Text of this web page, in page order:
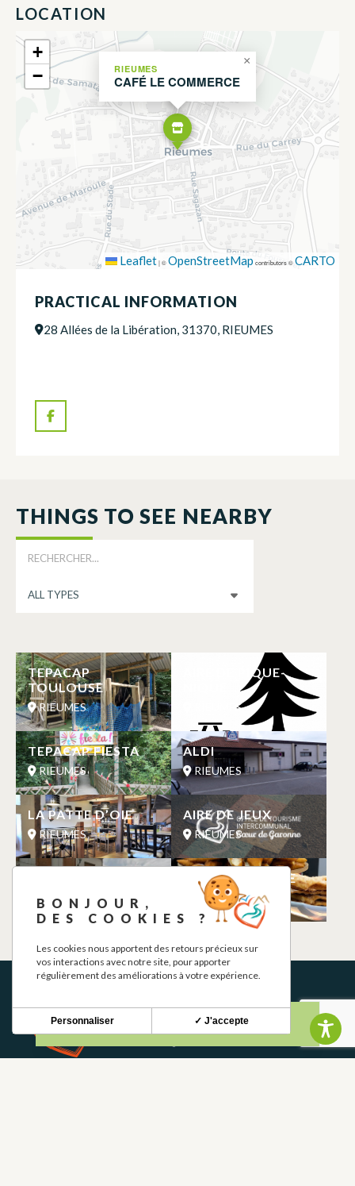
LOCATION
RIEUMES
CAFÉ LE COMMERCE
×
+
−
Leaflet|©OpenStreetMap contributors ©CARTO
PRACTICAL INFORMATION
28 Allées de la Libération, 31370, RIEUMES
THINGS TO SEE NEARBY
TEPACAP
TOULOUSE
RIEUMES
AIRE DE PIQUE-
RIEUMES
TEPACAP FIESTA
RIEUMES
ALDI
RIEUMES
LA PATTE D’OIE
RIEUMES
AIRE DE JEUX
RIEUMES
RIEUMES
PAIN C DE SUCRE
RIEUMES
BONJOUR,
DES COOKIES ?
Les cookies nous apportent des retours précieux sur
vos interactions avec notre site, pour apporter
régulièrement des améliorations à votre expérience.
✓ J'accepte
Personnaliser